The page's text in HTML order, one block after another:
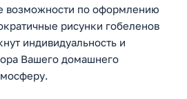
возможности по оформлению
рисунки гобеленов
индивидуальность и
Вашего домашнего